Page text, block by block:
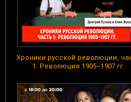
Хроники русской революции,
1: Революция 1905–1907 гг.